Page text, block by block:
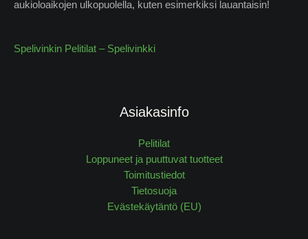
aukioloaikojen ulkopuolella, kuten esimerkiksi lauantaisin!
Spelivinkin Pelitilat – Spelivinkki
Asiakasinfo
Pelitilat
Loppuneet ja puuttuvat tuotteet
Toimitustiedot
Tietosuoja
Evästekäytäntö (EU)